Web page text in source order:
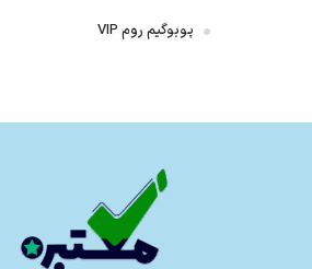
برای انسان‌ها بسیار مهم است و نقش حیاتی در
و تایتان زن از جمله تهدیدات بزرگ برای
و به حقیقت پشت پرده دست یابند.
پوبوگیم روم VIP